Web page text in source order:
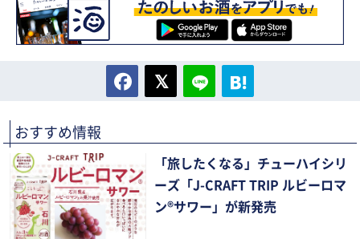
おすすめ情報
「旅したくなる」チューハイシリ
ーズ「J-CRAFT TRIP ルビーロマ
ン®サワー」が新発売